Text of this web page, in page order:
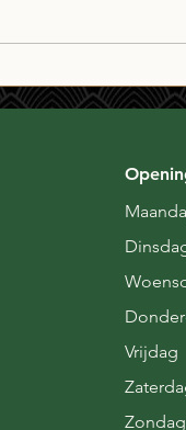
Vrijdag
Zondag